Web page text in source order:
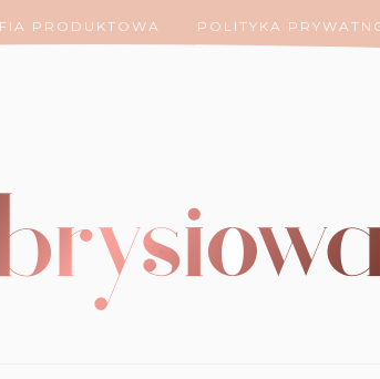
PRODUKTOWA POLITYKA